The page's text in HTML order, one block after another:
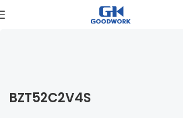
BZT52C2V4S